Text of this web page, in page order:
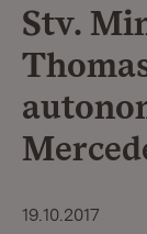
Stv.
19.10.2017